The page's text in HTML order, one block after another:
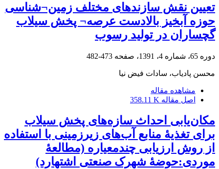
تعیین نقش سازند‏های مختلف زمین¬شناسی
حوزه آبخیز بالادست عرصه¬ پخش سیلاب
گچساران در تولید رسوب
دوره 65، شماره 4، 1391، صفحه 473-482
محسن پادیاب، سادات فیض نیا
مشاهده مقاله
اصل مقاله 358.11 K
مکان‌یابی احداث سازه‌های پخش سیلاب
برای تغذیۀ منابع آب‌های زیرزمینی با استفاده
از روش ارزیابی چندمعیاره (مطالعۀ
موردی:حوضۀ شهرک صنعتی اشتهارد)